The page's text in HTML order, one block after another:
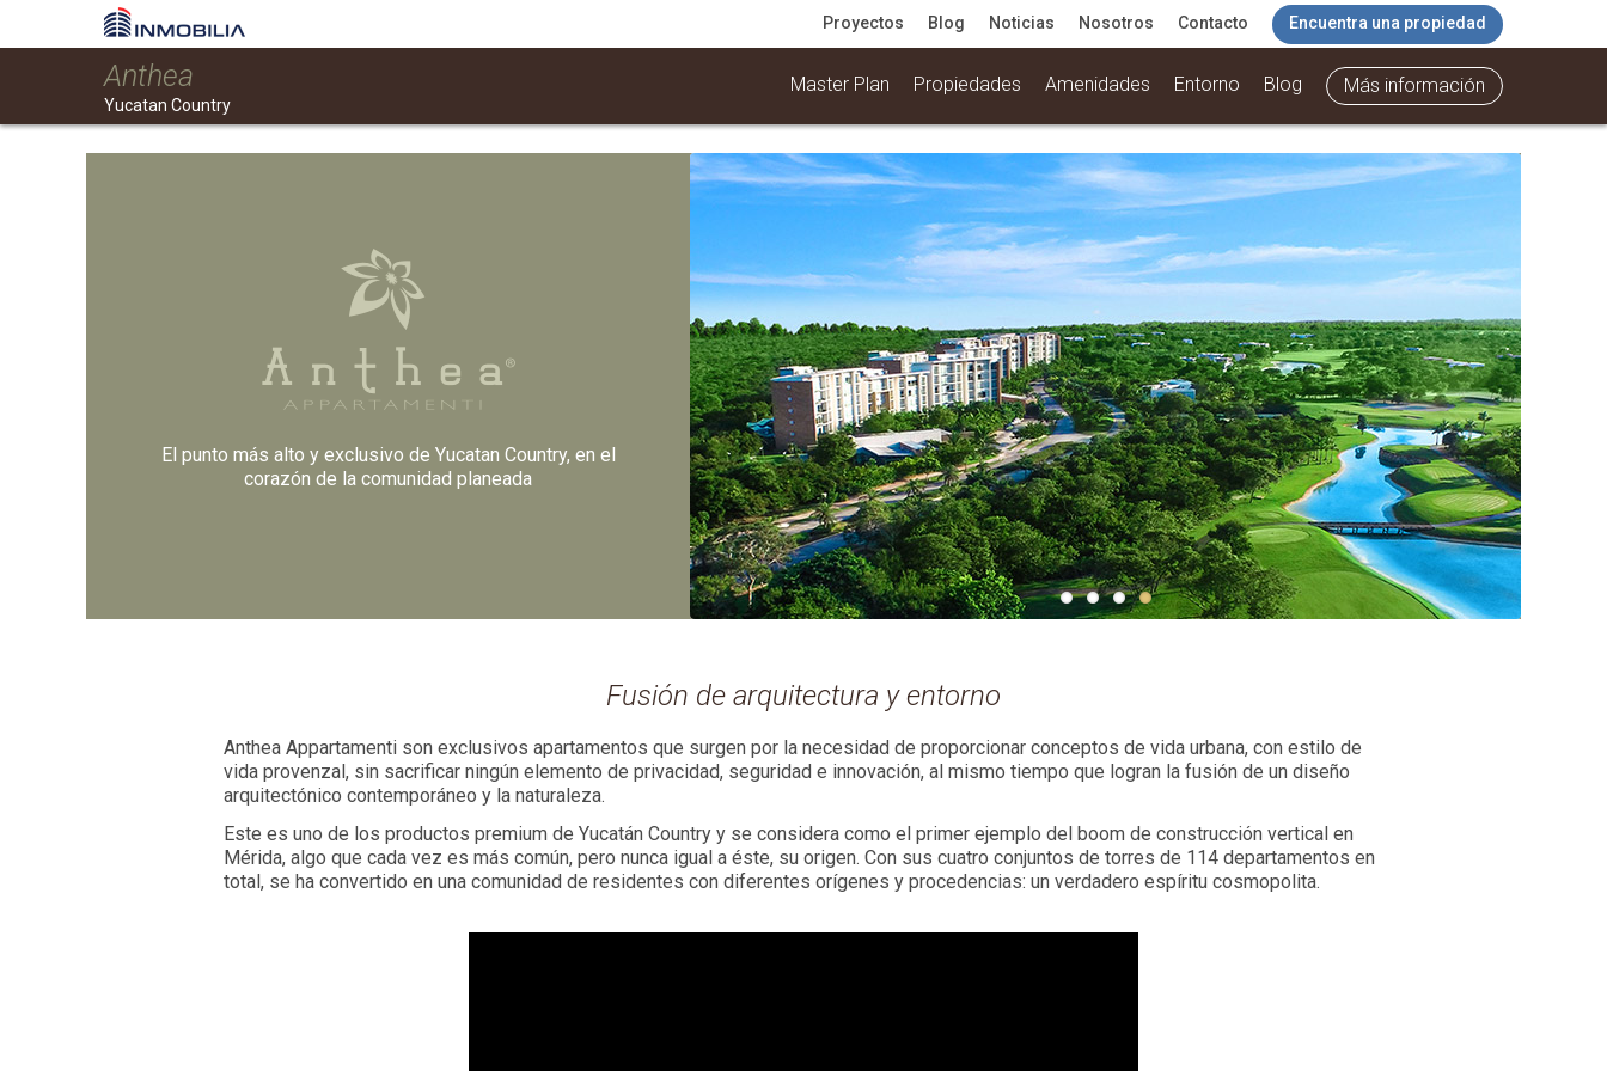
Proyectos Blog Noticias Nosotros Contacto Encuentra una propiedad
Anthea
Yucatan Country
Master Plan Propiedades Amenidades Entorno Blog Más información
El punto más alto y exclusivo de Yucatan Country, en el
corazón de la comunidad planeada
Fusión de arquitectura y entorno
Anthea Appartamenti son exclusivos apartamentos que surgen por la necesidad de proporcionar conceptos de vida urbana, con estilo de
vida provenzal, sin sacrificar ningún elemento de privacidad, seguridad e innovación, al mismo tiempo que logran la fusión de un diseño
arquitectónico contemporáneo y la naturaleza.
Este es uno de los productos premium de Yucatán Country y se considera como el primer ejemplo del boom de construcción vertical en
Mérida, algo que cada vez es más común, pero nunca igual a éste, su origen. Con sus cuatro conjuntos de torres de 114 departamentos en
total, se ha convertido en una comunidad de residentes con diferentes orígenes y procedencias: un verdadero espíritu cosmopolita.